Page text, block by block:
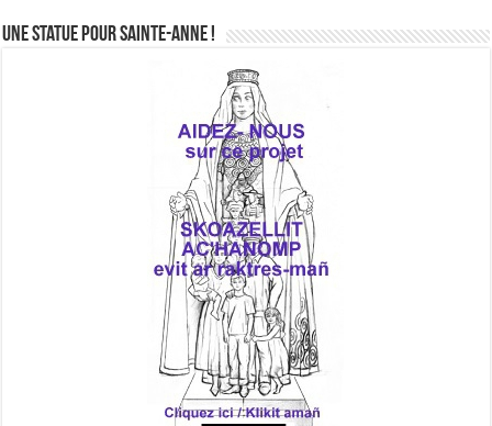
Une statue pour Sainte-Anne !